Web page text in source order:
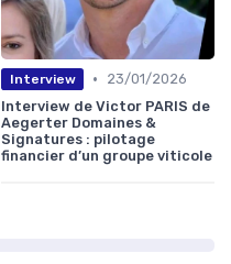
Interview •
23/01/2026
Interview de Victor PARIS de
Aegerter Domaines &
Signatures : pilotage
financier d’un groupe viticole